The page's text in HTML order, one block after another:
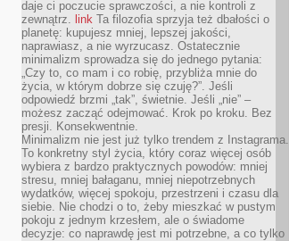
daje ci poczucie sprawczości, a nie kontroli z
zewnątrz. link Ta filozofia sprzyja też dbałości o
planetę: kupujesz mniej, lepszej jakości,
naprawiasz, a nie wyrzucasz. Ostatecznie
minimalizm sprowadza się do jednego pytania:
„Czy to, co mam i co robię, przybliża mnie do
życia, w którym dobrze się czuję?”. Jeśli
odpowiedź brzmi „tak”, świetnie. Jeśli „nie” –
możesz zacząć odejmować. Krok po kroku. Bez
presji. Konsekwentnie.
Minimalizm nie jest już tylko trendem z Instagrama.
To konkretny styl życia, który coraz więcej osób
wybiera z bardzo praktycznych powodów: mniej
stresu, mniej bałaganu, mniej niepotrzebnych
wydatków, więcej spokoju, przestrzeni i czasu dla
siebie. Nie chodzi o to, żeby mieszkać w pustym
pokoju z jednym krzesłem, ale o świadome
decyzje: co naprawdę jest mi potrzebne, a co tylko